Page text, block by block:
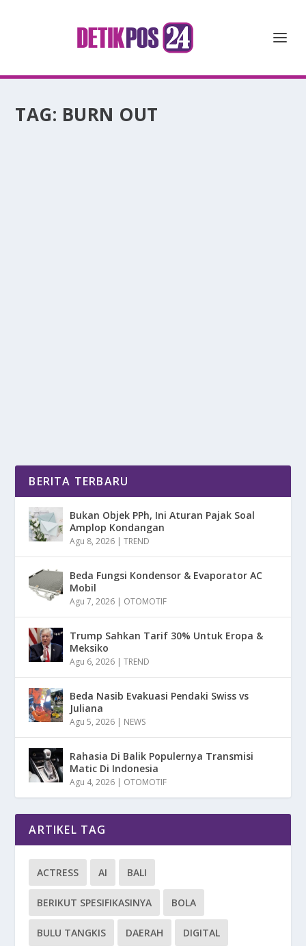
TAG: BURN OUT
BERITA TERBARU
Bukan Objek PPh, Ini Aturan Pajak Soal
Amplop Kondangan
Agu 8, 2026 |TREND
Beda Fungsi Kondensor & Evaporator AC
Mobil
Agu 7, 2026 | OTOMOTIF
Trump Sahkan Tarif 30% Untuk Eropa &
Meksiko
Agu 6, 2026 |TREND
Beda Nasib Evakuasi Pendaki Swiss vs
Juliana
Agu 5, 2026 | NEWS
Rahasia Di Balik Populernya Transmisi
Matic Di Indonesia
Agu 4, 2026 | OTOMOTIF
ARTIKEL TAG
ACTRESS AI BALI
BERIKUT SPESIFIKASINYA BOLA
BULU TANGKIS DAERAH DIGITAL